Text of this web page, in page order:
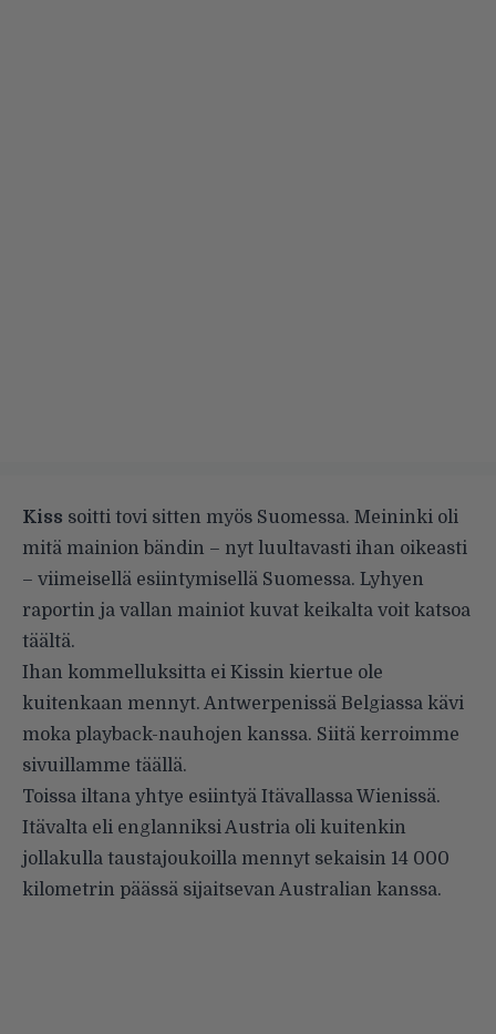
Kiss soitti tovi sitten myös Suomessa. Meininki oli
mitä mainion bändin – nyt luultavasti ihan oikeasti
– viimeisellä esiintymisellä Suomessa. Lyhyen
raportin ja vallan mainiot kuvat keikalta voit katsoa
täältä.
Ihan kommelluksitta ei Kissin kiertue ole
kuitenkaan mennyt. Antwerpenissä Belgiassa kävi
moka playback-nauhojen kanssa. Siitä kerroimme
sivuillamme täällä.
Toissa iltana yhtye esiintyä Itävallassa Wienissä.
Itävalta eli englanniksi Austria oli kuitenkin
jollakulla taustajoukoilla mennyt sekaisin 14 000
kilometrin päässä sijaitsevan Australian kanssa.